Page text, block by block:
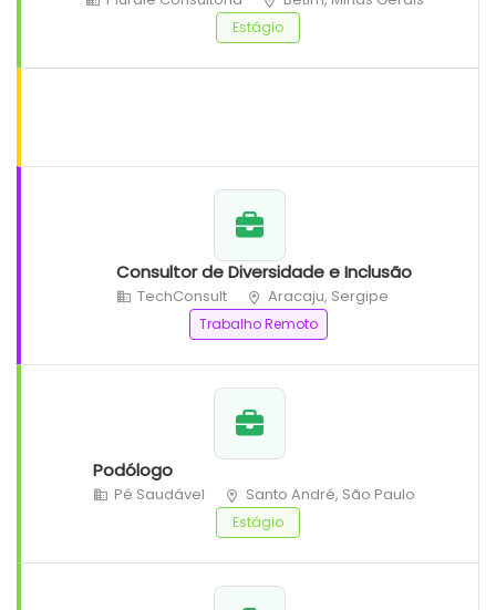
Estágio
Consultor de Diversidade e Inclusão
TechConsult Aracaju, Sergipe
Trabalho Remoto
Podólogo
Pé Saudável Santo André, São Paulo
Estágio